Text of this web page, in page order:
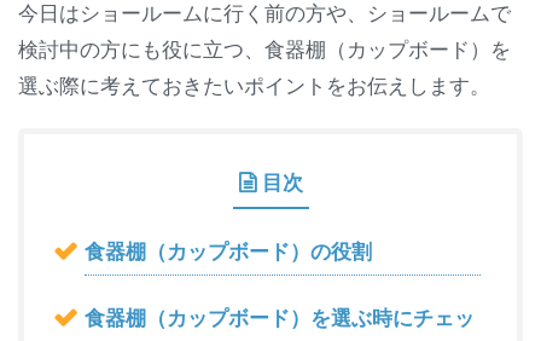
今日はショールームに行く前の方や、ショールームで
検討中の方にも役に立つ、食器棚（カップボード）を
選ぶ際に考えておきたいポイントをお伝えします。
目次
食器棚（カップボード）の役割
食器棚（カップボード）を選ぶ時にチェッ